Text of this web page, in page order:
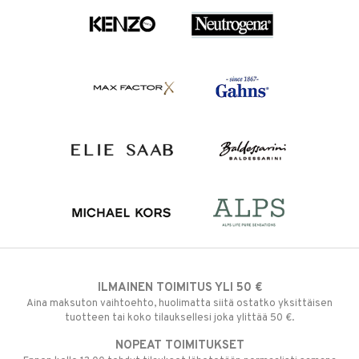
ILMAINEN TOIMITUS YLI 50 €
Aina maksuton vaihtoehto, huolimatta siitä ostatko yksittäisen
tuotteen tai koko tilauksellesi joka ylittää 50 €.
NOPEAT TOIMITUKSET